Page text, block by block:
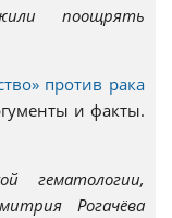
поощрять
против рака
и факты.
гематологии,
Рогачёва